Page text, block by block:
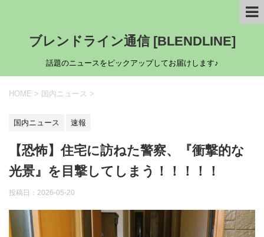
ブレンドライン通信 [BLENDLINE]
話題のニュースをピックアップしてお届けします♪
HOME > 国内ニュース >
国内ニュース 速報
【恐怖】住宅に訪ねた警察、『衝撃的な
光景』を目撃してしまう！！！！！
投稿日： 2026-05-20